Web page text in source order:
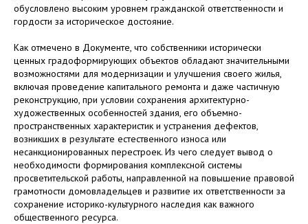
обусловлено высоким уровнем гражданской ответственности и
гордости за историческое достояние.
Как отмечено в Документе, что собственники исторически
ценных градоформирующих объектов обладают значительными
возможностями для модернизации и улучшения своего жилья,
включая проведение капитального ремонта и даже частичную
реконструкцию, при условии сохранения архитектурно-
художественных особенностей здания, его объемно-
пространственных характеристик и устранения дефектов,
возникших в результате естественного износа или
несанкционированных перестроек. Из чего следует вывод о
необходимости формирования комплексной системы
просветительской работы, направленной на повышение правовой
грамотности домовладельцев и развитие их ответственности за
сохранение историко-культурного наследия как важного
общественного ресурса.